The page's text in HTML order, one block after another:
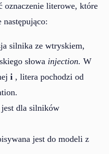
oznaczenie literowe, które
silnika ze wtryskiem,
słowa injection. W
i , litera pochodzi od
jest dla silników
jest do modeli z